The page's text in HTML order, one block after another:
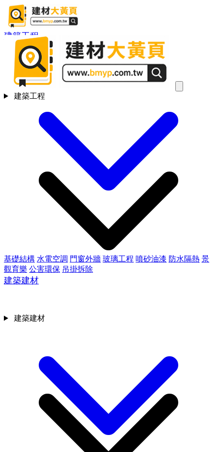
建築工程
基礎結構 水電空調 門窗外牆 玻璃工程 噴砂油漆 防水隔熱 景
觀育樂 公害環保 吊掛拆除
建築建材
建築工程
建築建材